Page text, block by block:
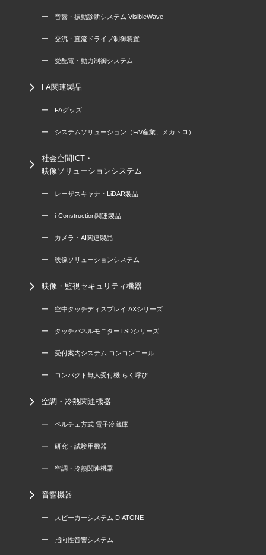
ー 音響・振動診断システム VisibleWave
ー 交流・直流ドライブ制御装置
ー 受配電・動力制御システム
FA関連製品
ー FAグッズ
ー システムソリューション（FA/産業、メカトロ）
社会空間ICT・
映像ソリューションシステム
ー レーザスキャナ・LiDAR製品
ー i-Construction関連製品
ー カメラ・AI関連製品
ー 映像ソリューションシステム
映像・監視セキュリティ機器
ー 空中タッチディスプレイ AXシリーズ
ー タッチパネルモニターTSDシリーズ
ー 受付案内システム コンコンコール
ー コンパクト無人受付機 らく呼び
空調・冷熱関連機器
ー ペルチェ方式 電子冷蔵庫
ー 研究・試験用機器
ー 空調・冷熱関連機器
音響機器
ー スピーカーシステム DIATONE
ー 指向性音響システム